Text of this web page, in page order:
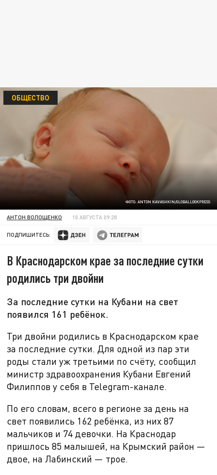
ФОТО: ANTON KAVASHKIN/GLOBALLOOKPRESS
ОБЩЕСТВО
АНТОН ВОЛОЩЕНКО 10 АВГУСТА 09:28
ПОДПИШИТЕСЬ:
В Краснодарском крае за последние сутки
родились три двойни
За последние сутки на Кубани на свет
появился 161 ребёнок.
Три двойни родились в Краснодарском крае
за последние сутки. Для одной из пар эти
роды стали уж третьими по счёту, сообщил
министр здравоохранения Кубани Евгений
Филиппов у себя в Telegram-канале.
По его словам, всего в регионе за день на
свет появились 162 ребёнка, из них 87
мальчиков и 74 девочки. На Краснодар
пришлось 85 малышей, на Крымский район —
двое, на Лабинский — трое.